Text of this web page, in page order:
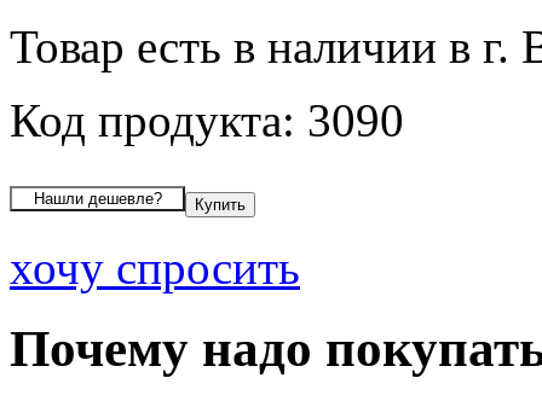
Товар есть в наличии в г.
Код продукта: 3090
хочу спросить
Почему надо